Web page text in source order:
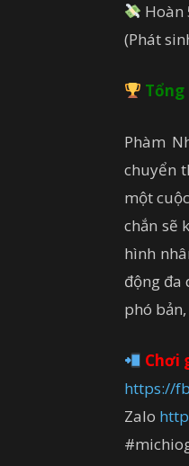
Hoàn
(Phát
Tổng
Phàm
chuyển
một
chắn sẽ
hình
động đa
phó
Chơi
https://
Zalo